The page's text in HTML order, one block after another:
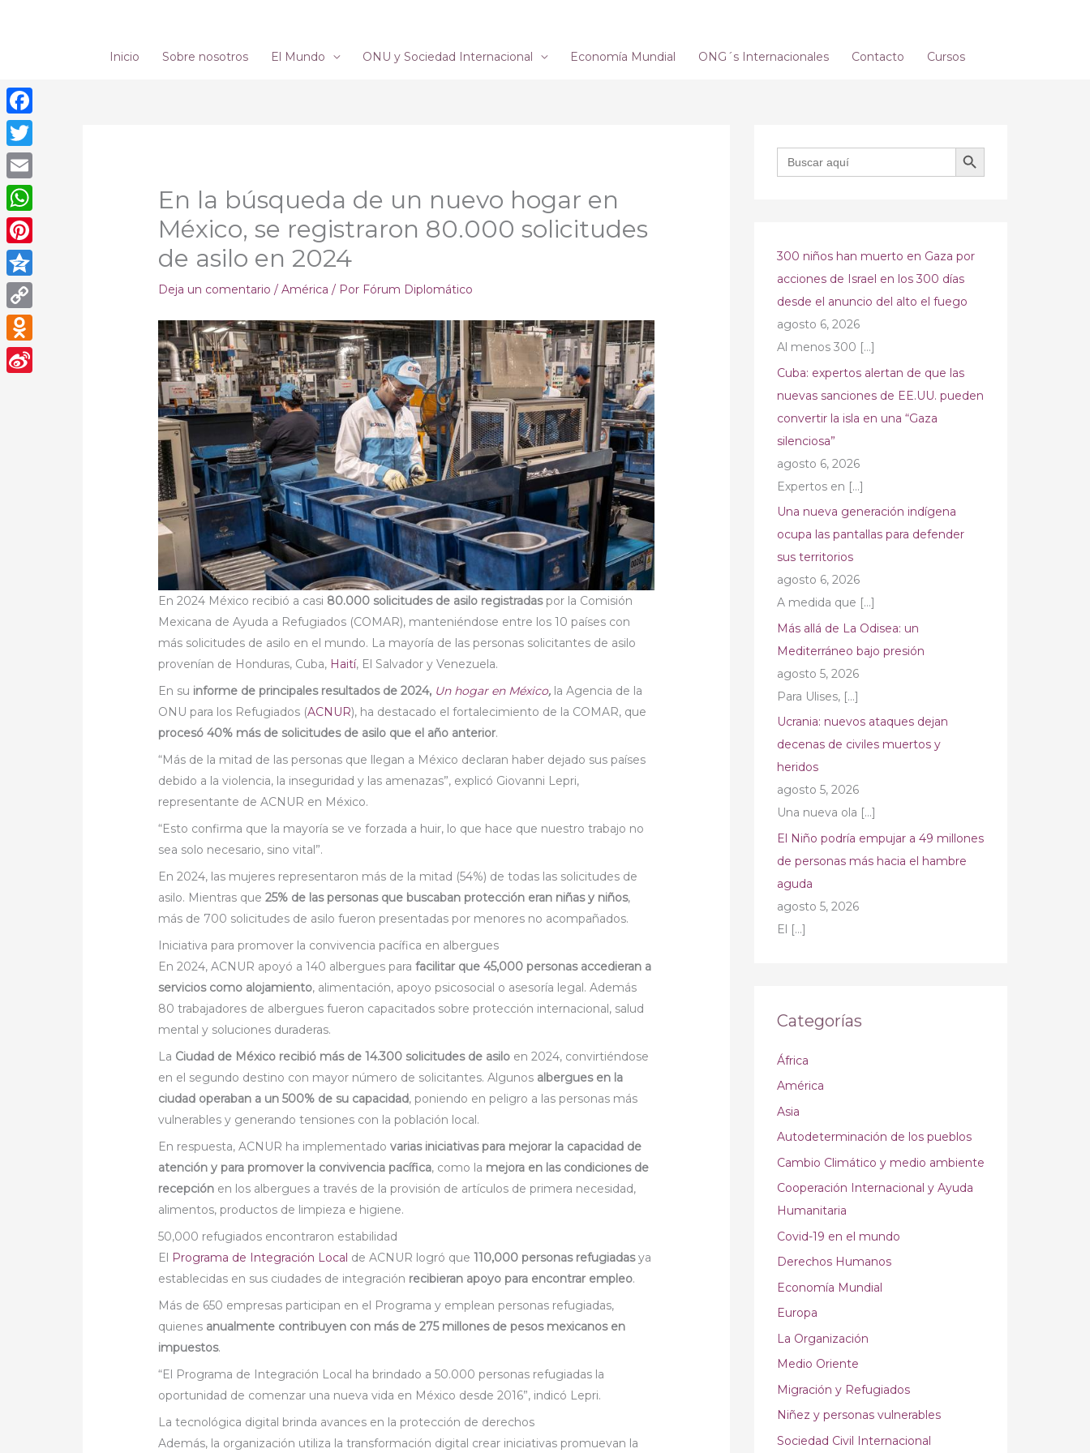
Inicio Sobre nosotros El Mundo ONU y Sociedad Internacional Economía Mundial ONG´s Internacionales Contacto Cursos
En la búsqueda de un nuevo hogar en
México, se registraron 80.000 solicitudes
de asilo en 2024
Deja un comentario /América / Por Fórum Diplomático
En 2024 México recibió a casi 80.000 solicitudes de asilo registradaspor la Comisión
Mexicana de Ayuda a Refugiados (COMAR), manteniéndose entre los 10 países con
más solicitudes de asilo en el mundo. La mayoría de las personas solicitantes de asilo
provenían de Honduras, Cuba, Haití, El Salvador y Venezuela.
En su informe de principales resultados de 2024, Un hogar en México, la Agencia de la
ONU para los Refugiados (ACNUR), ha destacado el fortalecimiento de la COMAR, que
procesó 40% más de solicitudes de asilo que el año anterior.
“Más de la mitad de las personas que llegan a México declaran haber dejado sus países
debido a la violencia, la inseguridad y las amenazas”, explicó Giovanni Lepri,
representante de ACNUR en México.
“Esto confirma que la mayoría se ve forzada a huir, lo que hace que nuestro trabajo no
sea solo necesario, sino vital”.
En 2024, las mujeres representaron más de la mitad (54%) de todas las solicitudes de
asilo. Mientras que25% de las personas que buscaban protección eran niñas y niños,
más de 700 solicitudes de asilo fueron presentadas por menores no acompañados.
Iniciativa para promover la convivencia pacífica en albergues
En 2024, ACNUR apoyó a 140 albergues parafacilitar que 45,000 personas accedieran a
servicios como alojamiento, alimentación, apoyo psicosocial o asesoría legal. Además
80 trabajadores de albergues fueron capacitados sobre protección internacional, salud
mental y soluciones duraderas.
La Ciudad de México recibió más de 14.300 solicitudes de asilo en 2024, convirtiéndose
en el segundo destino con mayor número de solicitantes. Algunos albergues en la
ciudad operaban a un 500% de su capacidad, poniendo en peligro a las personas más
vulnerables y generando tensiones con la población local.
En respuesta, ACNUR ha implementadovarias iniciativas para mejorar la capacidad de
atención y para promover la convivencia pacífica, como la mejora en las condiciones de
recepción en los albergues a través de la provisión de artículos de primera necesidad,
alimentos, productos de limpieza e higiene.
50,000 refugiados encontraron estabilidad
El Programa de Integración Local de ACNUR logró que110,000 personas refugiadasya
establecidas en sus ciudades de integración recibieran apoyo para encontrar empleo.
Más de 650 empresas participan en el Programa y emplean personas refugiadas,
quienes anualmente contribuyen con más de 275 millones de pesos mexicanos en
impuestos.
“El Programa de Integración Local ha brindado a 50.000 personas refugiadas la
oportunidad de comenzar una nueva vida en México desde 2016”, indicó Lepri.
La tecnológica digital brinda avances en la protección de derechos
Además, la organización utiliza la transformación digital crear iniciativas promuevan la
Buscar: BOTÓN DE BÚSQUEDA
300 niños han muerto en Gaza por
acciones de Israel en los 300 días
desde el anuncio del alto el fuego
agosto 6, 2026
Al menos 300 […]
Cuba: expertos alertan de que las
nuevas sanciones de EE.UU. pueden
convertir la isla en una “Gaza
silenciosa”
agosto 6, 2026
Expertos en […]
Una nueva generación indígena
ocupa las pantallas para defender
sus territorios
agosto 6, 2026
A medida que […]
Más allá de La Odisea: un
Mediterráneo bajo presión
agosto 5, 2026
Para Ulises, […]
Ucrania: nuevos ataques dejan
decenas de civiles muertos y
heridos
agosto 5, 2026
Una nueva ola […]
El Niño podría empujar a 49 millones
de personas más hacia el hambre
aguda
agosto 5, 2026
El […]
Categorías
África
América
Asia
Autodeterminación de los pueblos
Cambio Climático y medio ambiente
Cooperación Internacional y Ayuda
Humanitaria
Covid-19 en el mundo
Derechos Humanos
Economía Mundial
Europa
La Organización
Medio Oriente
Migración y Refugiados
Niñez y personas vulnerables
Sociedad Civil Internacional
Facebook
Twitter
Email
WhatsApp
Pinterest
Qzone
Copy
Link
Odnoklassniki